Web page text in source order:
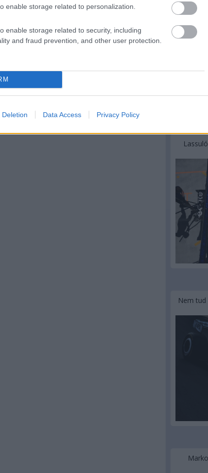
enable storage related to personalization.
enable storage related to security, including
and fraud prevention, and other user protection.
Deletion Data Access Privacy Policy
az év algoritmusok
ben?
Nem tud